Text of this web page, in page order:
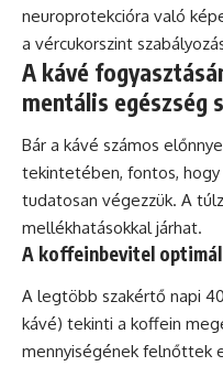
neuroprotekcióra való
a vércukorszint
A kávé
mentális egészség
Bár a kávé számos
tekintetében, fontos,
tudatosan végezzük. A
mellékhatásokkal járhat.
A koffeinbevitel
A legtöbb szakértő napi
kávé) tekinti a koffein
mennyiségének felnőttek